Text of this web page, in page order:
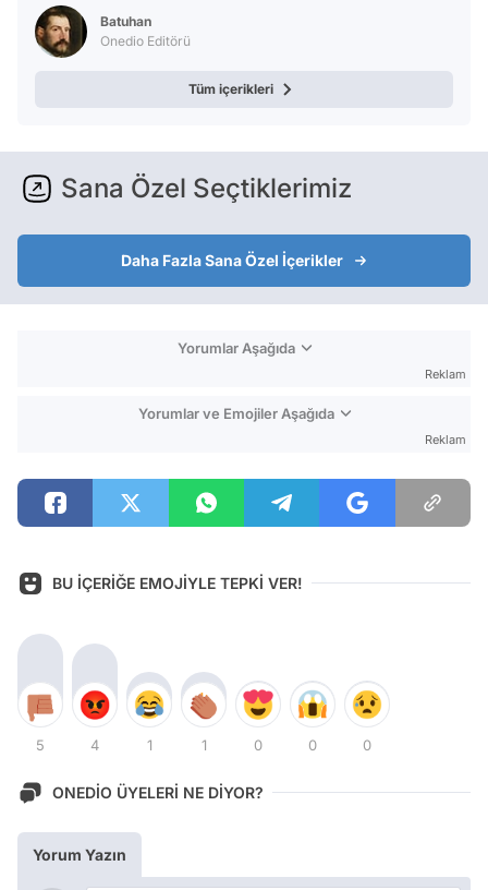
Batuhan
Onedio Editörü
Tüm içerikleri
Sana Özel Seçtiklerimiz
Daha Fazla Sana Özel İçerikler
Yorumlar Aşağıda
Reklam
Yorumlar ve Emojiler Aşağıda
Reklam
BU İÇERİĞE EMOJİYLE TEPKİ VER!
5 4 1 1 0 0 0
ONEDİO ÜYELERİ NE DİYOR?
Yorum Yazın